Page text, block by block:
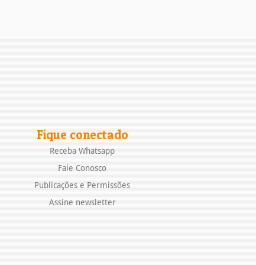
Fique conectado
Receba Whatsapp
Fale Conosco
Publicações e Permissões
Assine newsletter